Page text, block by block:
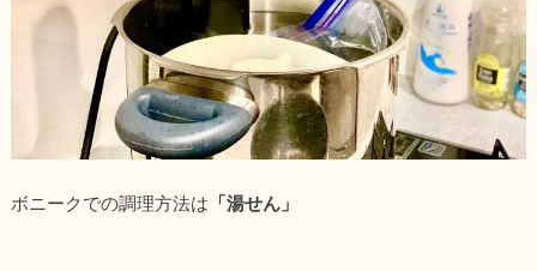
ボニークでの調理方法は 「湯せん」